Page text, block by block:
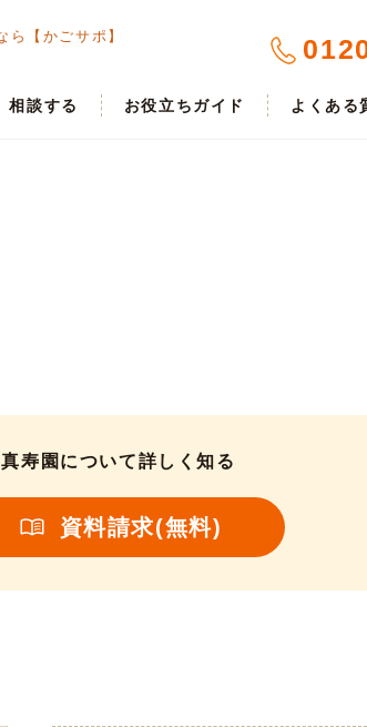
ら【かごサポ】
相談する お役立ちガイド よくある
真寿園について詳しく知る
資料請求(無料)